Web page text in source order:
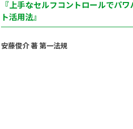
『上手なセルフコントロールでパ
ト活用法』
安藤俊介 著 第一法規